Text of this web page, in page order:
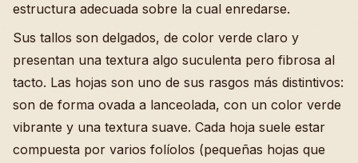
estructura adecuada sobre la cual enredarse.
Sus tallos son delgados, de color verde claro y
presentan una textura algo suculenta pero fibrosa al
tacto. Las hojas son uno de sus rasgos más distintivos:
son de forma ovada a lanceolada, con un color verde
vibrante y una textura suave. Cada hoja suele estar
compuesta por varios folíolos (pequeñas hojas que